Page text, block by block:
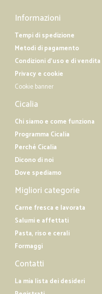
Informazioni
Tempi di spedizione
Metodi di pagamento
Condizioni d'uso e di vendita
Privacy e cookie
Cookie banner
Cicalia
Chi siamo e come funziona
Programma Cicalia
Perché Cicalia
Dicono di noi
Dove spediamo
Migliori categorie
Carne fresca e lavorata
Salumi e affettati
Pasta, riso e cerali
Formaggi
Contatti
La mia lista dei desideri